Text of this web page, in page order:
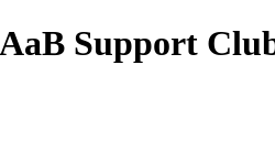
Support